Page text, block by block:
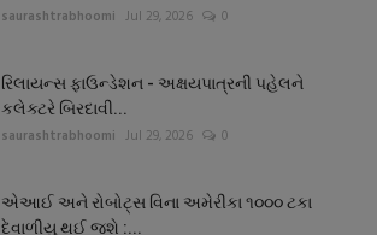
saurashtrabhoomi Jul 29, 2026 0
રિલાયન્સ ફાઉન્ડેશન - અક્ષયપાત્રની પહેલને
કલેક્ટરે બિરદાવી...
saurashtrabhoomi Jul 29, 2026 0
એઆઈ અને રોબોટ્સ વિના અમેરીકા ૧૦૦૦ ટકા
દેવાળીયુ થઈ જશે :...